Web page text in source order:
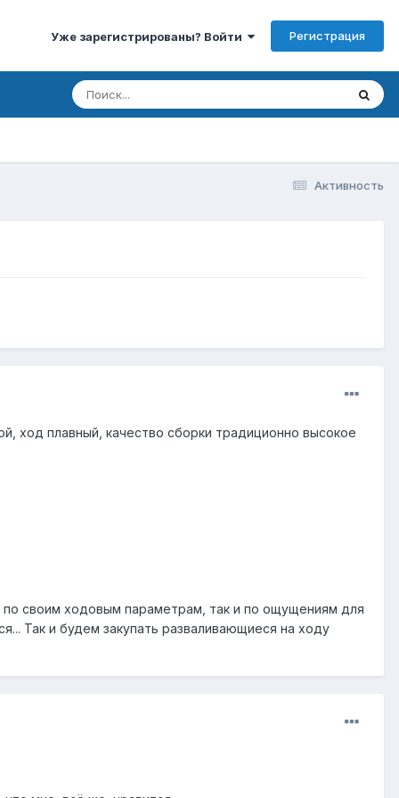
Уже зарегистрированы? Войти Регистрация
Активность
ход плавный, качество сборки традиционно высокое
своим ходовым параметрам, так и по ощущениям для
Так и будем закупать разваливающиеся на ходу